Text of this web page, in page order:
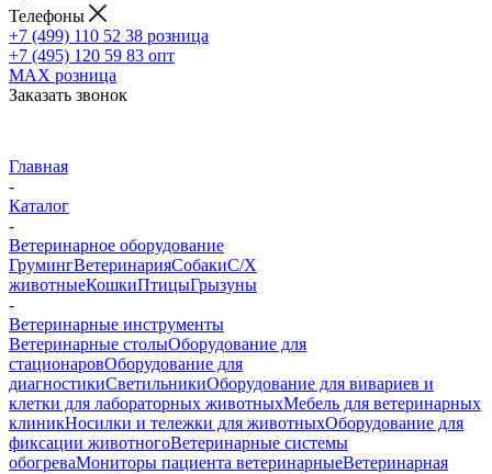
Телефоны
+7 (499) 110 52 38 розница
+7 (495) 120 59 83 опт
MAX розница
Заказать звонок
Главная
-
Каталог
-
Ветеринарное оборудование
ГрумингВетеринарияСобакиС/Х
животныеКошкиПтицыГрызуны
-
Ветеринарные инструменты
Ветеринарные столыОборудование для
стационаровОборудование для
диагностикиСветильникиОборудование для вивариев и
клетки для лабораторных животныхМебель для ветеринарных
клиникНосилки и тележки для животныхОборудование для
фиксации животногоВетеринарные системы
обогреваМониторы пациента ветеринарныеВетеринарная